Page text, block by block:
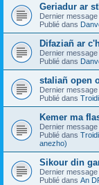
Geriadur ar
Dernier
Publié dans
Difaziañ ar
Dernier
Publié dans
staliañ open
Dernier
Publié dans
Kemer ma
Dernier
Publié dans
anezho)
Sikour din
Dernier
Publié dans An